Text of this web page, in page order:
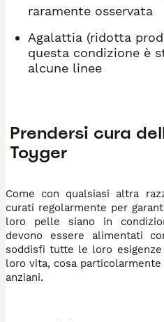
raramente osservata
Agalattia (ridotta
questa condizione è
alcune linee
Prendersi cura
Toyger
Come con qualsiasi altra
curati regolarmente per
loro pelle siano in
devono essere alimentati
soddisfi tutte le loro
loro vita, cosa
anziani.